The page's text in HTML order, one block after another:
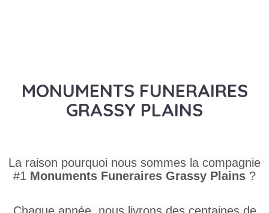
MONUMENTS FUNERAIRES
GRASSY PLAINS
La raison pourquoi nous sommes la compagnie
#1 Monuments Funeraires Grassy Plains ?